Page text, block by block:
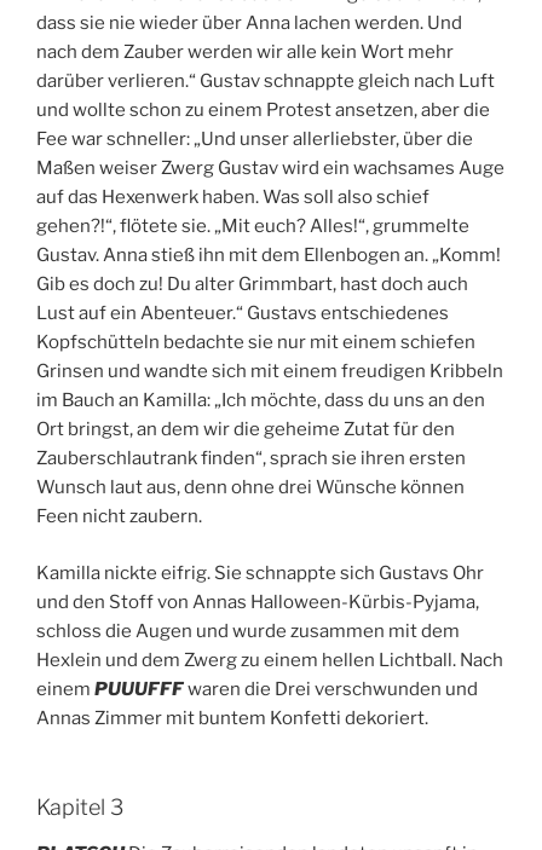
dass sie nie wieder über Anna lachen werden. Und
nach dem Zauber werden wir alle kein Wort mehr
darüber verlieren.“ Gustav schnappte gleich nach Luft
und wollte schon zu einem Protest ansetzen, aber die
Fee war schneller: „Und unser allerliebster, über die
Maßen weiser Zwerg Gustav wird ein wachsames Auge
auf das Hexenwerk haben. Was soll also schief
gehen?!“, flötete sie. „Mit euch? Alles!“, grummelte
Gustav. Anna stieß ihn mit dem Ellenbogen an. „Komm!
Gib es doch zu! Du alter Grimmbart, hast doch auch
Lust auf ein Abenteuer.“ Gustavs entschiedenes
Kopfschütteln bedachte sie nur mit einem schiefen
Grinsen und wandte sich mit einem freudigen Kribbeln
im Bauch an Kamilla: „Ich möchte, dass du uns an den
Ort bringst, an dem wir die geheime Zutat für den
Zauberschlautrank finden“, sprach sie ihren ersten
Wunsch laut aus, denn ohne drei Wünsche können
Feen nicht zaubern.
Kamilla nickte eifrig. Sie schnappte sich Gustavs Ohr
und den Stoff von Annas Halloween-Kürbis-Pyjama,
schloss die Augen und wurde zusammen mit dem
Hexlein und dem Zwerg zu einem hellen Lichtball. Nach
einem PUUUFFFwaren die Drei verschwunden und
Annas Zimmer mit buntem Konfetti dekoriert.
Kapitel 3